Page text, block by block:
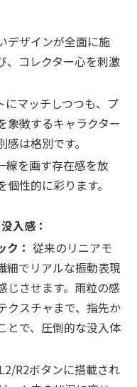
デザインが全面に施
、コレクター心を刺激
にマッチしつつも、プ
象徴するキャラクター
は格別です。
線を画す存在感を放
性的に彩ります。
入感：
： 従来のリニアモ
細でリアルな振動表現
じさせます。雨粒の感
クスチャまで、指先か
とで、圧倒的な没入体
L2/R2ボタンに搭載され